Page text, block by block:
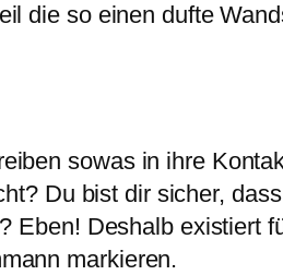
die so einen dufte
sowas in ihre
Du bist dir sicher,
Deshalb existiert
markieren.